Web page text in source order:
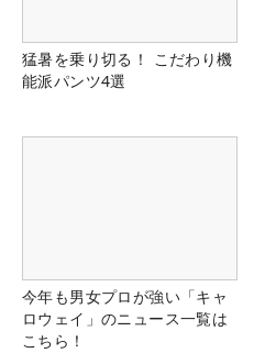
猛暑を乗り切る！ こだわり機
能派パンツ4選
今年も男女プロが強い「キャ
ロウェイ」のニュース一覧は
こちら！